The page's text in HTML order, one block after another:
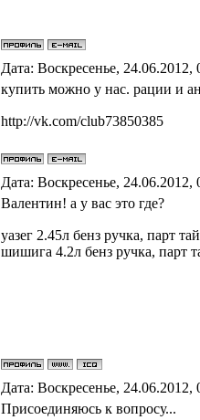
Дата: Воскресенье,
купить можно у нас. рации и
http://vk.com/club73850385
Дата: Воскресенье,
Валентин! а у вас это где?
уазег 2.45л бенз ручка, парт
шишига 4.2л бенз ручка, парт
Дата: Воскресенье,
Присоединяюсь к вопросу...